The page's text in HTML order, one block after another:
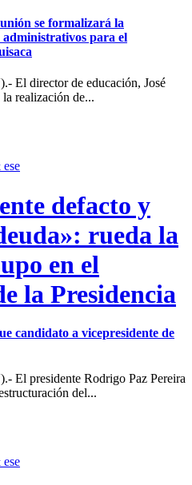
se formalizará la
para el
El director de educación, José
realización de...
defacto y
rueda la
en el
la Presidencia
candidato a vicepresidente de
El presidente Rodrigo Paz Pereira
del...